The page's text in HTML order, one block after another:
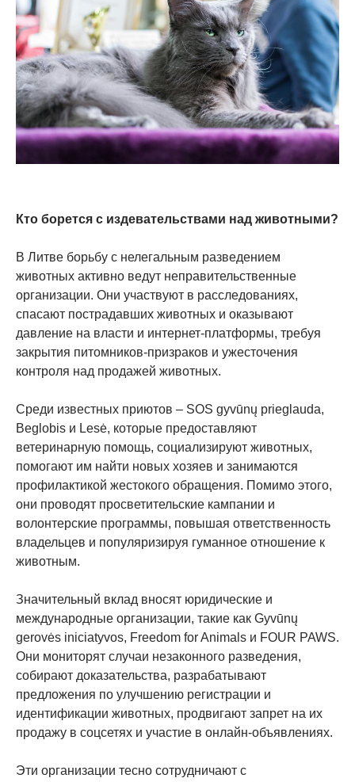
Кто борется с издевательствами над животными?
В Литве борьбу с нелегальным разведением
животных активно ведут неправительственные
организации. Они участвуют в расследованиях,
спасают пострадавших животных и оказывают
давление на власти и интернет-платформы, требуя
закрытия питомников-призраков и ужесточения
контроля над продажей животных.
Среди известных приютов – SOS gyvūnų prieglauda,
Beglobis и Lesė, которые предоставляют
ветеринарную помощь, социализируют животных,
помогают им найти новых хозяев и занимаются
профилактикой жестокого обращения. Помимо этого,
они проводят просветительские кампании и
волонтерские программы, повышая ответственность
владельцев и популяризируя гуманное отношение к
животным.
Значительный вклад вносят юридические и
международные организации, такие как Gyvūnų
gerovės iniciatyvos, Freedom for Animals и FOUR PAWS.
Они мониторят случаи незаконного разведения,
собирают доказательства, разрабатывают
предложения по улучшению регистрации и
идентификации животных, продвигают запрет на их
продажу в соцсетях и участие в онлайн-объявлениях.
Эти организации тесно сотрудничают с